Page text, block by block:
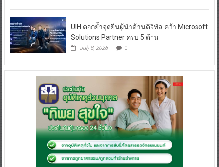
Solutions Partner ครบ 5 ด้าน
July 8, 2026 0